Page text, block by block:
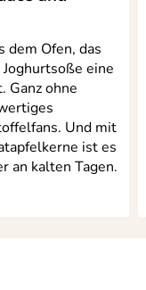
dem Ofen, das
eine
Ganz ohne
Und mit
ist es
an kalten Tagen.